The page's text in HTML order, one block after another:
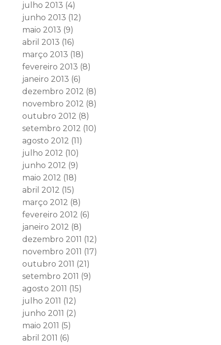
julho 2013 (4)
junho 2013 (12)
maio 2013 (9)
abril 2013 (16)
março 2013 (18)
fevereiro 2013 (8)
janeiro 2013 (6)
dezembro 2012 (8)
novembro 2012 (8)
outubro 2012 (8)
setembro 2012 (10)
agosto 2012 (11)
julho 2012 (10)
junho 2012 (9)
maio 2012 (18)
abril 2012 (15)
março 2012 (8)
fevereiro 2012 (6)
janeiro 2012 (8)
dezembro 2011 (12)
novembro 2011 (17)
outubro 2011 (21)
setembro 2011 (9)
agosto 2011 (15)
julho 2011 (12)
junho 2011 (2)
maio 2011 (5)
abril 2011 (6)